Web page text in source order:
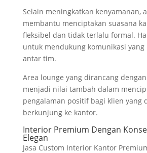
Selain meningkatkan kenyamanan,
membantu menciptakan suasana
fleksibel dan tidak terlalu formal.
untuk mendukung komunikasi
antar tim.
Area lounge yang dirancang
menjadi nilai tambah dalam
pengalaman positif bagi klien yang
berkunjung ke kantor.
Interior Premium Dengan
Elegan
Jasa Custom Interior Kantor